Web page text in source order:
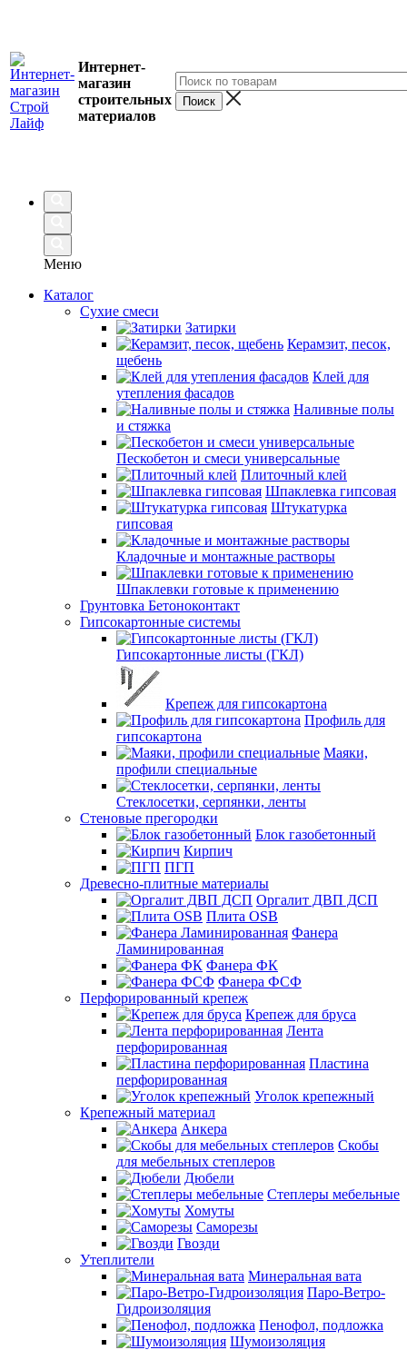
Интернет-
магазин
строительных
материалов
Меню
Каталог
Сухие смеси
Затирки
Керамзит, песок,
щебень
Клей для
утепления фасадов
Наливные полы
и стяжка
Пескобетон и смеси универсальные
Плиточный клей
Шпаклевка гипсовая
Штукатурка
гипсовая
Кладочные и монтажные растворы
Шпаклевки готовые к применению
Грунтовка Бетоноконтакт
Гипсокартонные системы
Гипсокартонные листы (ГКЛ)
Крепеж для гипсокартона
Профиль для
гипсокартона
Маяки,
профили специальные
Стеклосетки, серпянки, ленты
Стеновые прегородки
Блок газобетонный
Кирпич
ПГП
Древесно-плитные материалы
Оргалит ДВП ДСП
Плита OSB
Фанера
Ламинированная
Фанера ФК
Фанера ФСФ
Перфорированный крепеж
Крепеж для бруса
Лента
перфорированная
Пластина
перфорированная
Уголок крепежный
Крепежный материал
Анкера
Скобы
для мебельных степлеров
Дюбели
Степлеры мебельные
Хомуты
Саморезы
Гвозди
Утеплители
Минеральная вата
Паро-Ветро-
Гидроизоляция
Пенофол, подложка
Шумоизоляция